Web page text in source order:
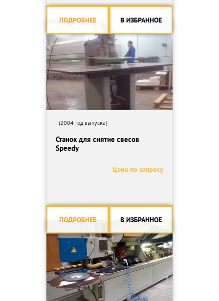
ПОДРОБНЕЕ В ИЗБРАННОЕ
(2004 год выпуска)
Станок для снятие свесов
Speedy
Цена по запросу
ПОДРОБНЕЕ В ИЗБРАННОЕ